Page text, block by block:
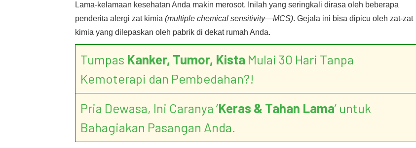
Lama-kelamaan kesehatan Anda makin merosot. Inilah yang seringkali dirasa oleh beberapa
penderita alergi zat kimia (multiple chemical sensitivity—MCS). Gejala ini bisa dipicu oleh zat-zat
kimia yang dilepaskan oleh pabrik di dekat rumah Anda.
Tumpas Kanker, Tumor, Kista Mulai 30 Hari Tanpa
Kemoterapi dan Pembedahan?!
Pria Dewasa, Ini Caranya ‘Keras & Tahan Lama’ untuk
Bahagiakan Pasangan Anda.